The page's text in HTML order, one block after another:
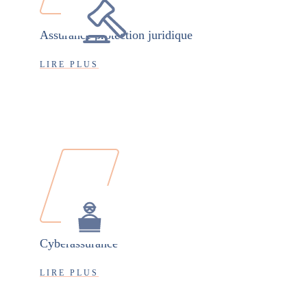
Assurance protection juridique
LIRE PLUS
Cyberassurance
LIRE PLUS